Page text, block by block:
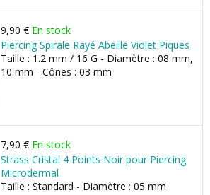
9,90 € En stock
Piercing Spirale Rayé Abeille Violet Piques
Taille : 1.2 mm / 16 G - Diamètre : 08 mm,
10 mm - Cônes : 03 mm
7,90 € En stock
Strass Cristal 4 Points Noir pour Piercing
Microdermal
Taille : Standard - Diamètre : 05 mm